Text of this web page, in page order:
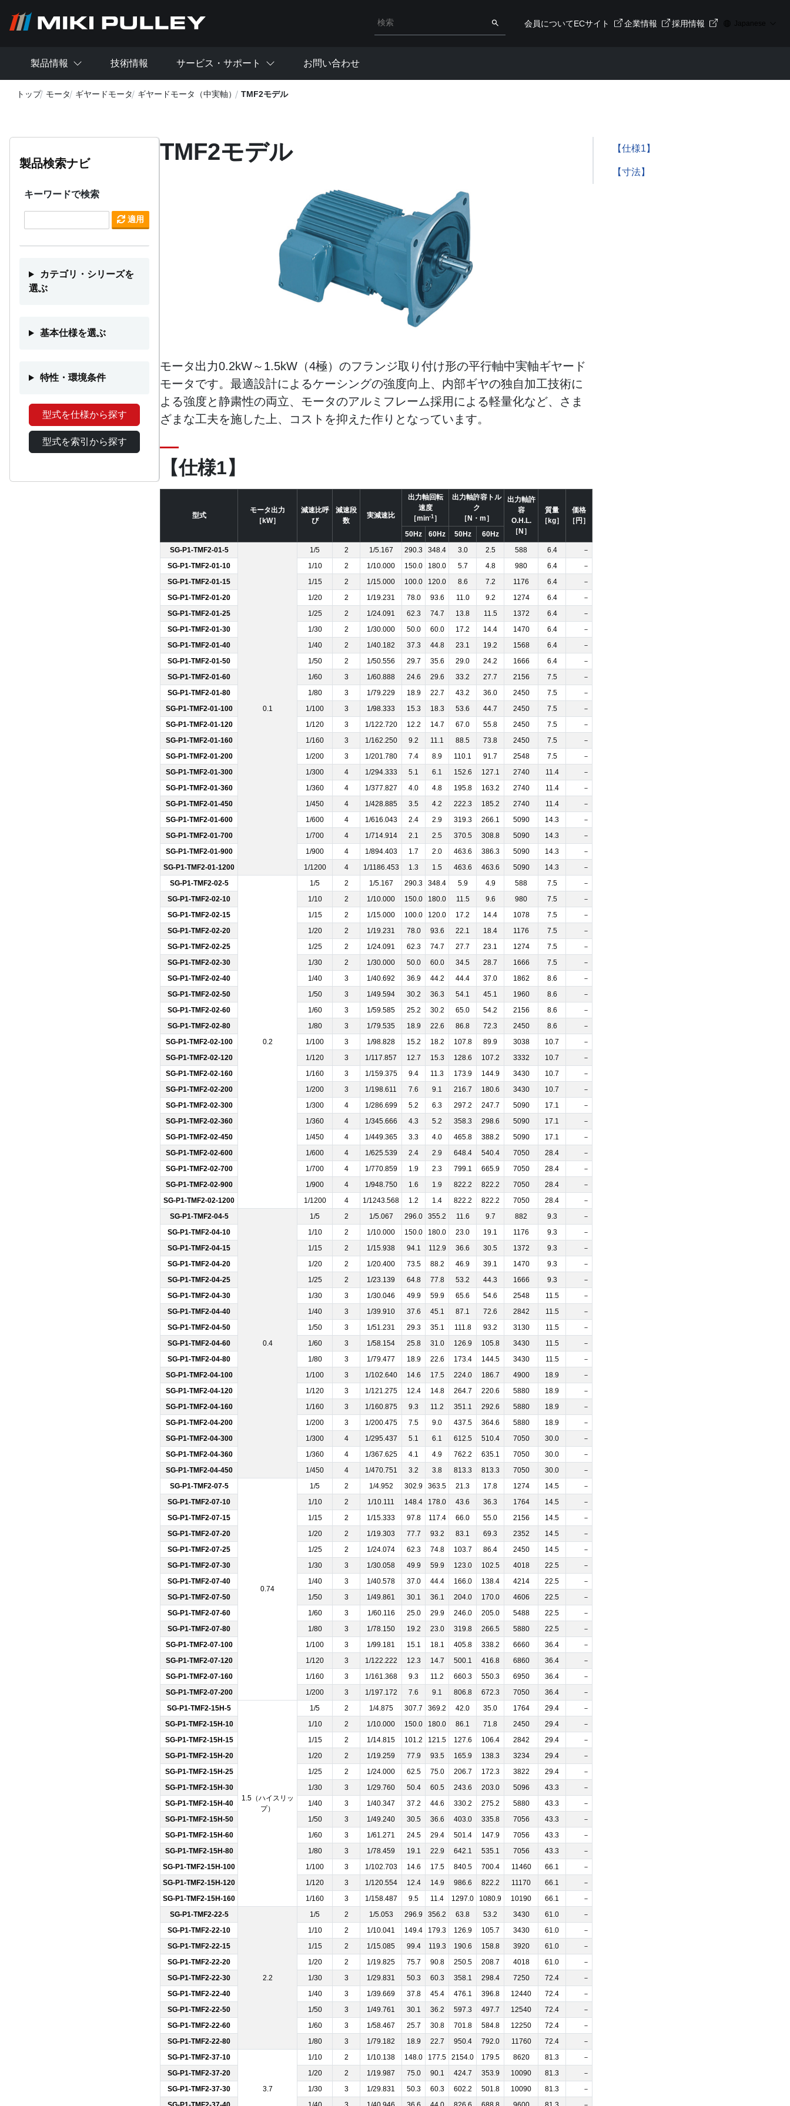
検索キーワード入力 検索
会員についてECサイト 企業情報 採用情報 Japanese
製品情報 技術情報 サービス・サポート お問い合わせ
トップ モータ ギヤードモータ ギヤードモータ（中実軸） TMF2モデル
製品検索ナビ
キーワードで検索
適用
カテゴリ・シリーズを
選ぶ
基本仕様を選ぶ
特性・環境条件
型式を仕様から探す
型式を索引から探す
TMF2モデル
モータ出力0.2kW～1.5kW（4極）のフランジ取り付け形の平行軸中実軸ギヤード
モータです。最適設計によるケーシングの強度向上、内部ギヤの独自加工技術に
よる強度と静粛性の両立、モータのアルミフレーム採用による軽量化など、さま
ざまな工夫を施した上、コストを抑えた作りとなっています。
【仕様1】
型式
モータ出力
［kW］
減速比呼
び
減速段
数
実減速比
出力軸回転
速度
［min-1 ］
出力軸許容トル
ク
［N・m］
出力軸許
容
O.H.L.
［N］
質量
［kg］
価格
［円］
50Hz
60Hz 50Hz
60Hz
SG-P1-TMF2-01-5
0.1
1/5 2 1/5.167 290.3 348.4 3.0 2.5 588 6.4
－
SG-P1-TMF2-01-10
1/10 2 1/10.000 150.0 180.0 5.7 4.8 980 6.4
－
SG-P1-TMF2-01-15
1/15 2 1/15.000 100.0 120.0 8.6 7.2 1176 6.4
－
SG-P1-TMF2-01-20
1/20 2 1/19.231 78.0 93.6 11.0 9.2 1274 6.4
－
SG-P1-TMF2-01-25
1/25 2 1/24.091 62.3 74.7 13.8 11.5 1372 6.4
－
SG-P1-TMF2-01-30
1/30 2 1/30.000 50.0 60.0 17.2 14.4 1470 6.4
－
SG-P1-TMF2-01-40
1/40 2 1/40.182 37.3 44.8 23.1 19.2 1568 6.4
－
SG-P1-TMF2-01-50
1/50 2 1/50.556 29.7 35.6 29.0 24.2 1666 6.4
－
SG-P1-TMF2-01-60
1/60 3 1/60.888 24.6 29.6 33.2 27.7 2156 7.5
－
SG-P1-TMF2-01-80
1/80 3 1/79.229 18.9 22.7 43.2 36.0 2450 7.5
－
SG-P1-TMF2-01-100
1/100 3 1/98.333 15.3 18.3 53.6 44.7 2450 7.5
－
SG-P1-TMF2-01-120
1/120 3 1/122.720 12.2 14.7 67.0 55.8 2450 7.5
－
SG-P1-TMF2-01-160
1/160 3 1/162.250 9.2 11.1 88.5 73.8 2450 7.5
－
SG-P1-TMF2-01-200
1/200 3 1/201.780 7.4 8.9 110.1 91.7 2548 7.5
－
SG-P1-TMF2-01-300
1/300 4 1/294.333 5.1 6.1 152.6 127.1 2740 11.4
－
SG-P1-TMF2-01-360
1/360 4 1/377.827 4.0 4.8 195.8 163.2 2740 11.4
－
SG-P1-TMF2-01-450
1/450 4 1/428.885 3.5 4.2 222.3 185.2 2740 11.4
－
SG-P1-TMF2-01-600
1/600 4 1/616.043 2.4 2.9 319.3 266.1 5090 14.3
－
SG-P1-TMF2-01-700
1/700 4 1/714.914 2.1 2.5 370.5 308.8 5090 14.3
－
SG-P1-TMF2-01-900
1/900 4 1/894.403 1.7 2.0 463.6 386.3 5090 14.3
－
SG-P1-TMF2-01-1200
1/1200 4 1/1186.453 1.3 1.5 463.6 463.6 5090 14.3
－
SG-P1-TMF2-02-5
0.2
1/5 2 1/5.167 290.3 348.4 5.9 4.9 588 7.5
－
SG-P1-TMF2-02-10
1/10 2 1/10.000 150.0 180.0 11.5 9.6 980 7.5
－
SG-P1-TMF2-02-15
1/15 2 1/15.000 100.0 120.0 17.2 14.4 1078 7.5
－
SG-P1-TMF2-02-20
1/20 2 1/19.231 78.0 93.6 22.1 18.4 1176 7.5
－
SG-P1-TMF2-02-25
1/25 2 1/24.091 62.3 74.7 27.7 23.1 1274 7.5
－
SG-P1-TMF2-02-30
1/30 2 1/30.000 50.0 60.0 34.5 28.7 1666 7.5
－
SG-P1-TMF2-02-40
1/40 3 1/40.692 36.9 44.2 44.4 37.0 1862 8.6
－
SG-P1-TMF2-02-50
1/50 3 1/49.594 30.2 36.3 54.1 45.1 1960 8.6
－
SG-P1-TMF2-02-60
1/60 3 1/59.585 25.2 30.2 65.0 54.2 2156 8.6
－
SG-P1-TMF2-02-80
1/80 3 1/79.535 18.9 22.6 86.8 72.3 2450 8.6
－
SG-P1-TMF2-02-100
1/100 3 1/98.828 15.2 18.2 107.8 89.9 3038 10.7
－
SG-P1-TMF2-02-120
1/120 3 1/117.857 12.7 15.3 128.6 107.2 3332 10.7
－
SG-P1-TMF2-02-160
1/160 3 1/159.375 9.4 11.3 173.9 144.9 3430 10.7
－
SG-P1-TMF2-02-200
1/200 3 1/198.611 7.6 9.1 216.7 180.6 3430 10.7
－
SG-P1-TMF2-02-300
1/300 4 1/286.699 5.2 6.3 297.2 247.7 5090 17.1
－
SG-P1-TMF2-02-360
1/360 4 1/345.666 4.3 5.2 358.3 298.6 5090 17.1
－
SG-P1-TMF2-02-450
1/450 4 1/449.365 3.3 4.0 465.8 388.2 5090 17.1
－
SG-P1-TMF2-02-600
1/600 4 1/625.539 2.4 2.9 648.4 540.4 7050 28.4
－
SG-P1-TMF2-02-700
1/700 4 1/770.859 1.9 2.3 799.1 665.9 7050 28.4
－
SG-P1-TMF2-02-900
1/900 4 1/948.750 1.6 1.9 822.2 822.2 7050 28.4
－
SG-P1-TMF2-02-1200
1/1200 4 1/1243.568 1.2 1.4 822.2 822.2 7050 28.4
－
SG-P1-TMF2-04-5
0.4
1/5 2 1/5.067 296.0 355.2 11.6 9.7 882 9.3
－
SG-P1-TMF2-04-10
1/10 2 1/10.000 150.0 180.0 23.0 19.1 1176 9.3
－
SG-P1-TMF2-04-15
1/15 2 1/15.938 94.1 112.9 36.6 30.5 1372 9.3
－
SG-P1-TMF2-04-20
1/20 2 1/20.400 73.5 88.2 46.9 39.1 1470 9.3
－
SG-P1-TMF2-04-25
1/25 2 1/23.139 64.8 77.8 53.2 44.3 1666 9.3
－
SG-P1-TMF2-04-30
1/30 3 1/30.046 49.9 59.9 65.6 54.6 2548 11.5
－
SG-P1-TMF2-04-40
1/40 3 1/39.910 37.6 45.1 87.1 72.6 2842 11.5
－
SG-P1-TMF2-04-50
1/50 3 1/51.231 29.3 35.1 111.8 93.2 3130 11.5
－
SG-P1-TMF2-04-60
1/60 3 1/58.154 25.8 31.0 126.9 105.8 3430 11.5
－
SG-P1-TMF2-04-80
1/80 3 1/79.477 18.9 22.6 173.4 144.5 3430 11.5
－
SG-P1-TMF2-04-100
1/100 3 1/102.640 14.6 17.5 224.0 186.7 4900 18.9
－
SG-P1-TMF2-04-120
1/120 3 1/121.275 12.4 14.8 264.7 220.6 5880 18.9
－
SG-P1-TMF2-04-160
1/160 3 1/160.875 9.3 11.2 351.1 292.6 5880 18.9
－
SG-P1-TMF2-04-200
1/200 3 1/200.475 7.5 9.0 437.5 364.6 5880 18.9
－
SG-P1-TMF2-04-300
1/300 4 1/295.437 5.1 6.1 612.5 510.4 7050 30.0
－
SG-P1-TMF2-04-360
1/360 4 1/367.625 4.1 4.9 762.2 635.1 7050 30.0
－
SG-P1-TMF2-04-450
1/450 4 1/470.751 3.2 3.8 813.3 813.3 7050 30.0
－
SG-P1-TMF2-07-5
0.74
1/5 2 1/4.952 302.9 363.5 21.3 17.8 1274 14.5
－
SG-P1-TMF2-07-10
1/10 2 1/10.111 148.4 178.0 43.6 36.3 1764 14.5
－
SG-P1-TMF2-07-15
1/15 2 1/15.333 97.8 117.4 66.0 55.0 2156 14.5
－
SG-P1-TMF2-07-20
1/20 2 1/19.303 77.7 93.2 83.1 69.3 2352 14.5
－
SG-P1-TMF2-07-25
1/25 2 1/24.074 62.3 74.8 103.7 86.4 2450 14.5
－
SG-P1-TMF2-07-30
1/30 3 1/30.058 49.9 59.9 123.0 102.5 4018 22.5
－
SG-P1-TMF2-07-40
1/40 3 1/40.578 37.0 44.4 166.0 138.4 4214 22.5
－
SG-P1-TMF2-07-50
1/50 3 1/49.861 30.1 36.1 204.0 170.0 4606 22.5
－
SG-P1-TMF2-07-60
1/60 3 1/60.116 25.0 29.9 246.0 205.0 5488 22.5
－
SG-P1-TMF2-07-80
1/80 3 1/78.150 19.2 23.0 319.8 266.5 5880 22.5
－
SG-P1-TMF2-07-100
1/100 3 1/99.181 15.1 18.1 405.8 338.2 6660 36.4
－
SG-P1-TMF2-07-120
1/120 3 1/122.222 12.3 14.7 500.1 416.8 6860 36.4
－
SG-P1-TMF2-07-160
1/160 3 1/161.368 9.3 11.2 660.3 550.3 6950 36.4
－
SG-P1-TMF2-07-200
1/200 3 1/197.172 7.6 9.1 806.8 672.3 7050 36.4
－
SG-P1-TMF2-15H-5
1.5（ハイスリッ
プ）
1/5 2 1/4.875 307.7 369.2 42.0 35.0 1764 29.4
－
SG-P1-TMF2-15H-10
1/10 2 1/10.000 150.0 180.0 86.1 71.8 2450 29.4
－
SG-P1-TMF2-15H-15
1/15 2 1/14.815 101.2 121.5 127.6 106.4 2842 29.4
－
SG-P1-TMF2-15H-20
1/20 2 1/19.259 77.9 93.5 165.9 138.3 3234 29.4
－
SG-P1-TMF2-15H-25
1/25 2 1/24.000 62.5 75.0 206.7 172.3 3822 29.4
－
SG-P1-TMF2-15H-30
1/30 3 1/29.760 50.4 60.5 243.6 203.0 5096 43.3
－
SG-P1-TMF2-15H-40
1/40 3 1/40.347 37.2 44.6 330.2 275.2 5880 43.3
－
SG-P1-TMF2-15H-50
1/50 3 1/49.240 30.5 36.6 403.0 335.8 7056 43.3
－
SG-P1-TMF2-15H-60
1/60 3 1/61.271 24.5 29.4 501.4 147.9 7056 43.3
－
SG-P1-TMF2-15H-80
1/80 3 1/78.459 19.1 22.9 642.1 535.1 7056 43.3
－
SG-P1-TMF2-15H-100
1/100 3 1/102.703 14.6 17.5 840.5 700.4 11460 66.1
－
SG-P1-TMF2-15H-120
1/120 3 1/120.554 12.4 14.9 986.6 822.2 11170 66.1
－
SG-P1-TMF2-15H-160
1/160 3 1/158.487 9.5 11.4 1297.0 1080.9 10190 66.1
－
SG-P1-TMF2-22-5
2.2
1/5 2 1/5.053 296.9 356.2 63.8 53.2 3430 61.0
－
SG-P1-TMF2-22-10
1/10 2 1/10.041 149.4 179.3 126.9 105.7 3430 61.0
－
SG-P1-TMF2-22-15
1/15 2 1/15.085 99.4 119.3 190.6 158.8 3920 61.0
－
SG-P1-TMF2-22-20
1/20 2 1/19.825 75.7 90.8 250.5 208.7 4018 61.0
－
SG-P1-TMF2-22-30
1/30 3 1/29.831 50.3 60.3 358.1 298.4 7250 72.4
－
SG-P1-TMF2-22-40
1/40 3 1/39.669 37.8 45.4 476.1 396.8 12440 72.4
－
SG-P1-TMF2-22-50
1/50 3 1/49.761 30.1 36.2 597.3 497.7 12540 72.4
－
SG-P1-TMF2-22-60
1/60 3 1/58.467 25.7 30.8 701.8 584.8 12250 72.4
－
SG-P1-TMF2-22-80
1/80 3 1/79.182 18.9 22.7 950.4 792.0 11760 72.4
－
SG-P1-TMF2-37-10
3.7
1/10 2 1/10.138 148.0 177.5 2154.0 179.5 8620 81.3
－
SG-P1-TMF2-37-20
1/20 2 1/19.987 75.0 90.1 424.7 353.9 10090 81.3
－
SG-P1-TMF2-37-30
1/30 3 1/29.831 50.3 60.3 602.2 501.8 10090 81.3
－
【仕様1】
【寸法】